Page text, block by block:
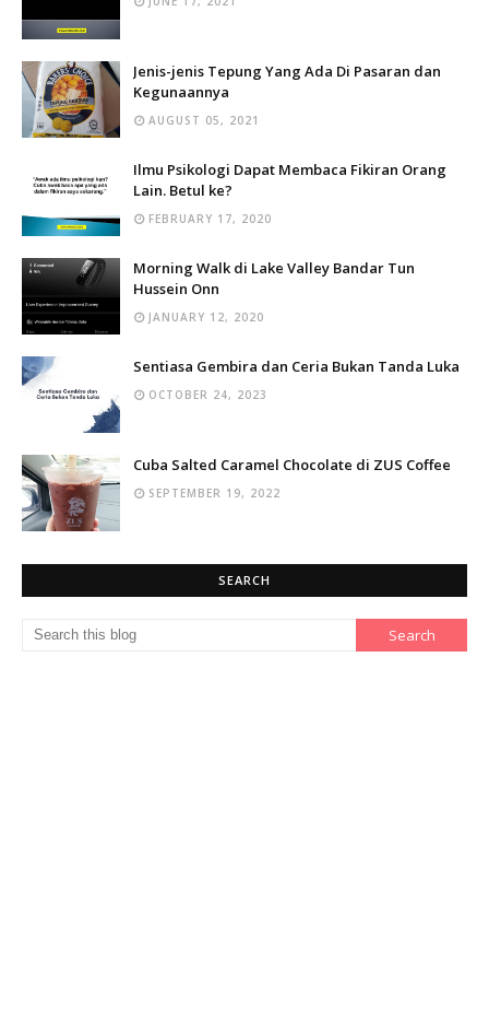
Jenis-jenis Tepung Yang Ada Di Pasaran dan
Kegunaannya
AUGUST 05, 2021
Ilmu Psikologi Dapat Membaca Fikiran Orang
Lain. Betul ke?
FEBRUARY 17, 2020
Morning Walk di Lake Valley Bandar Tun
Hussein Onn
JANUARY 12, 2020
Sentiasa Gembira dan Ceria Bukan Tanda Luka
OCTOBER 24, 2023
Cuba Salted Caramel Chocolate di ZUS Coffee
SEPTEMBER 19, 2022
SEARCH